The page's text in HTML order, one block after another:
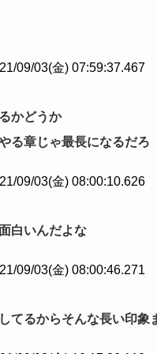
09/03(金) 07:59:37.467
かどうか
る章じゃ最長になるだろ
09/03(金) 08:00:10.626
白いんだよな
09/03(金) 08:00:46.271
てるからそんな長い印象